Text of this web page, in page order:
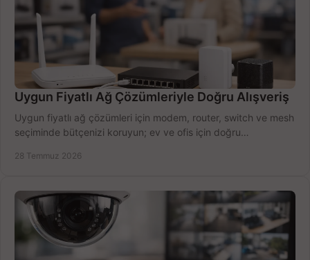
Uygun Fiyatlı Ağ Çözümleriyle Doğru Alışveriş
Uygun fiyatlı ağ çözümleri için modem, router, switch ve mesh
seçiminde bütçenizi koruyun; ev ve ofis için doğru
28 Temmuz 2026